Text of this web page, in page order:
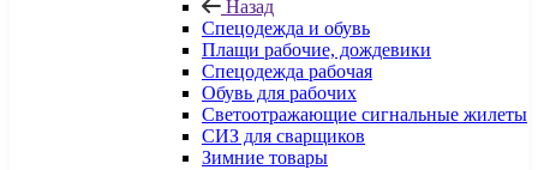
Назад
Спецодежда и обувь
Плащи рабочие, дождевики
Спецодежда рабочая
Обувь для рабочих
Светоотражающие сигнальные жилеты
СИЗ для сварщиков
Зимние товары